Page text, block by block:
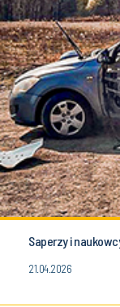
Saperzy i
21.04.2026